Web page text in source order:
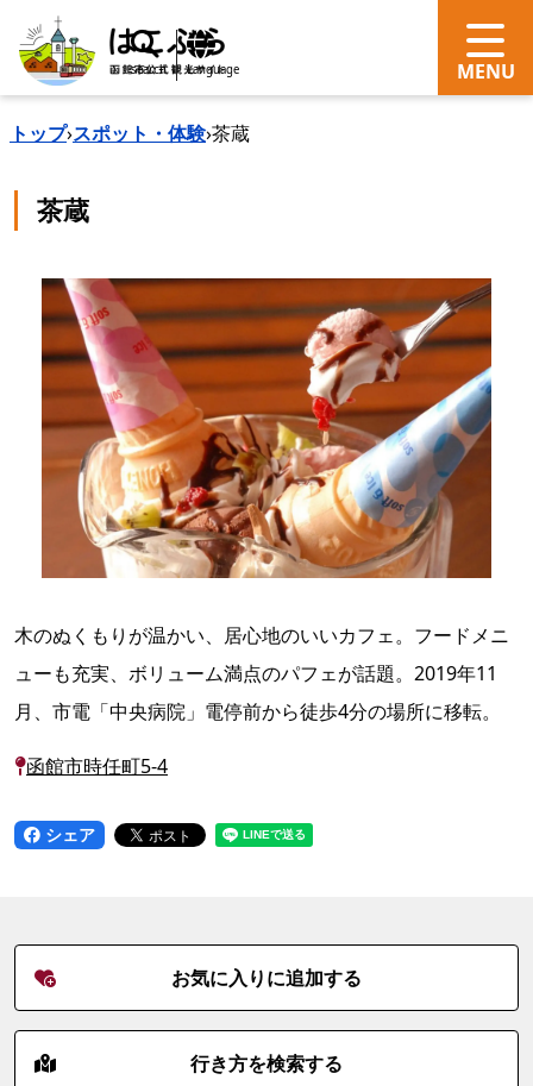
search Language
トップ›スポット・体験›茶蔵
茶蔵
木のぬくもりが温かい、居心地のいいカフェ。フードメニ
ューも充実、ボリューム満点のパフェが話題。2019年11
月、市電「中央病院」電停前から徒歩4分の場所に移転。
函館市時任町5-4
シェア
お気に入りに追加する
行き方を検索する